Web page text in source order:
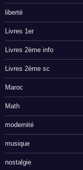
liberté
Livres 1er
Livres 2ème info
Livres 2ème sc
Maroc
Math
modernité
musique
nostalgie